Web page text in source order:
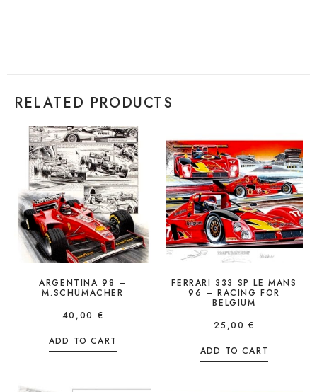
RELATED PRODUCTS
ARGENTINA 98 –
M.SCHUMACHER
40,00 €
ADD TO CART
FERRARI 333 SP LE MANS
96 – RACING FOR
BELGIUM
25,00 €
ADD TO CART